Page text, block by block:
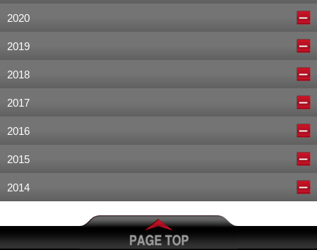
2020
2019
2018
2017
2016
2015
2014